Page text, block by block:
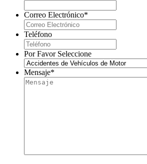
Correo Electrónico*
Teléfono
Por Favor Seleccione
Mensaje*